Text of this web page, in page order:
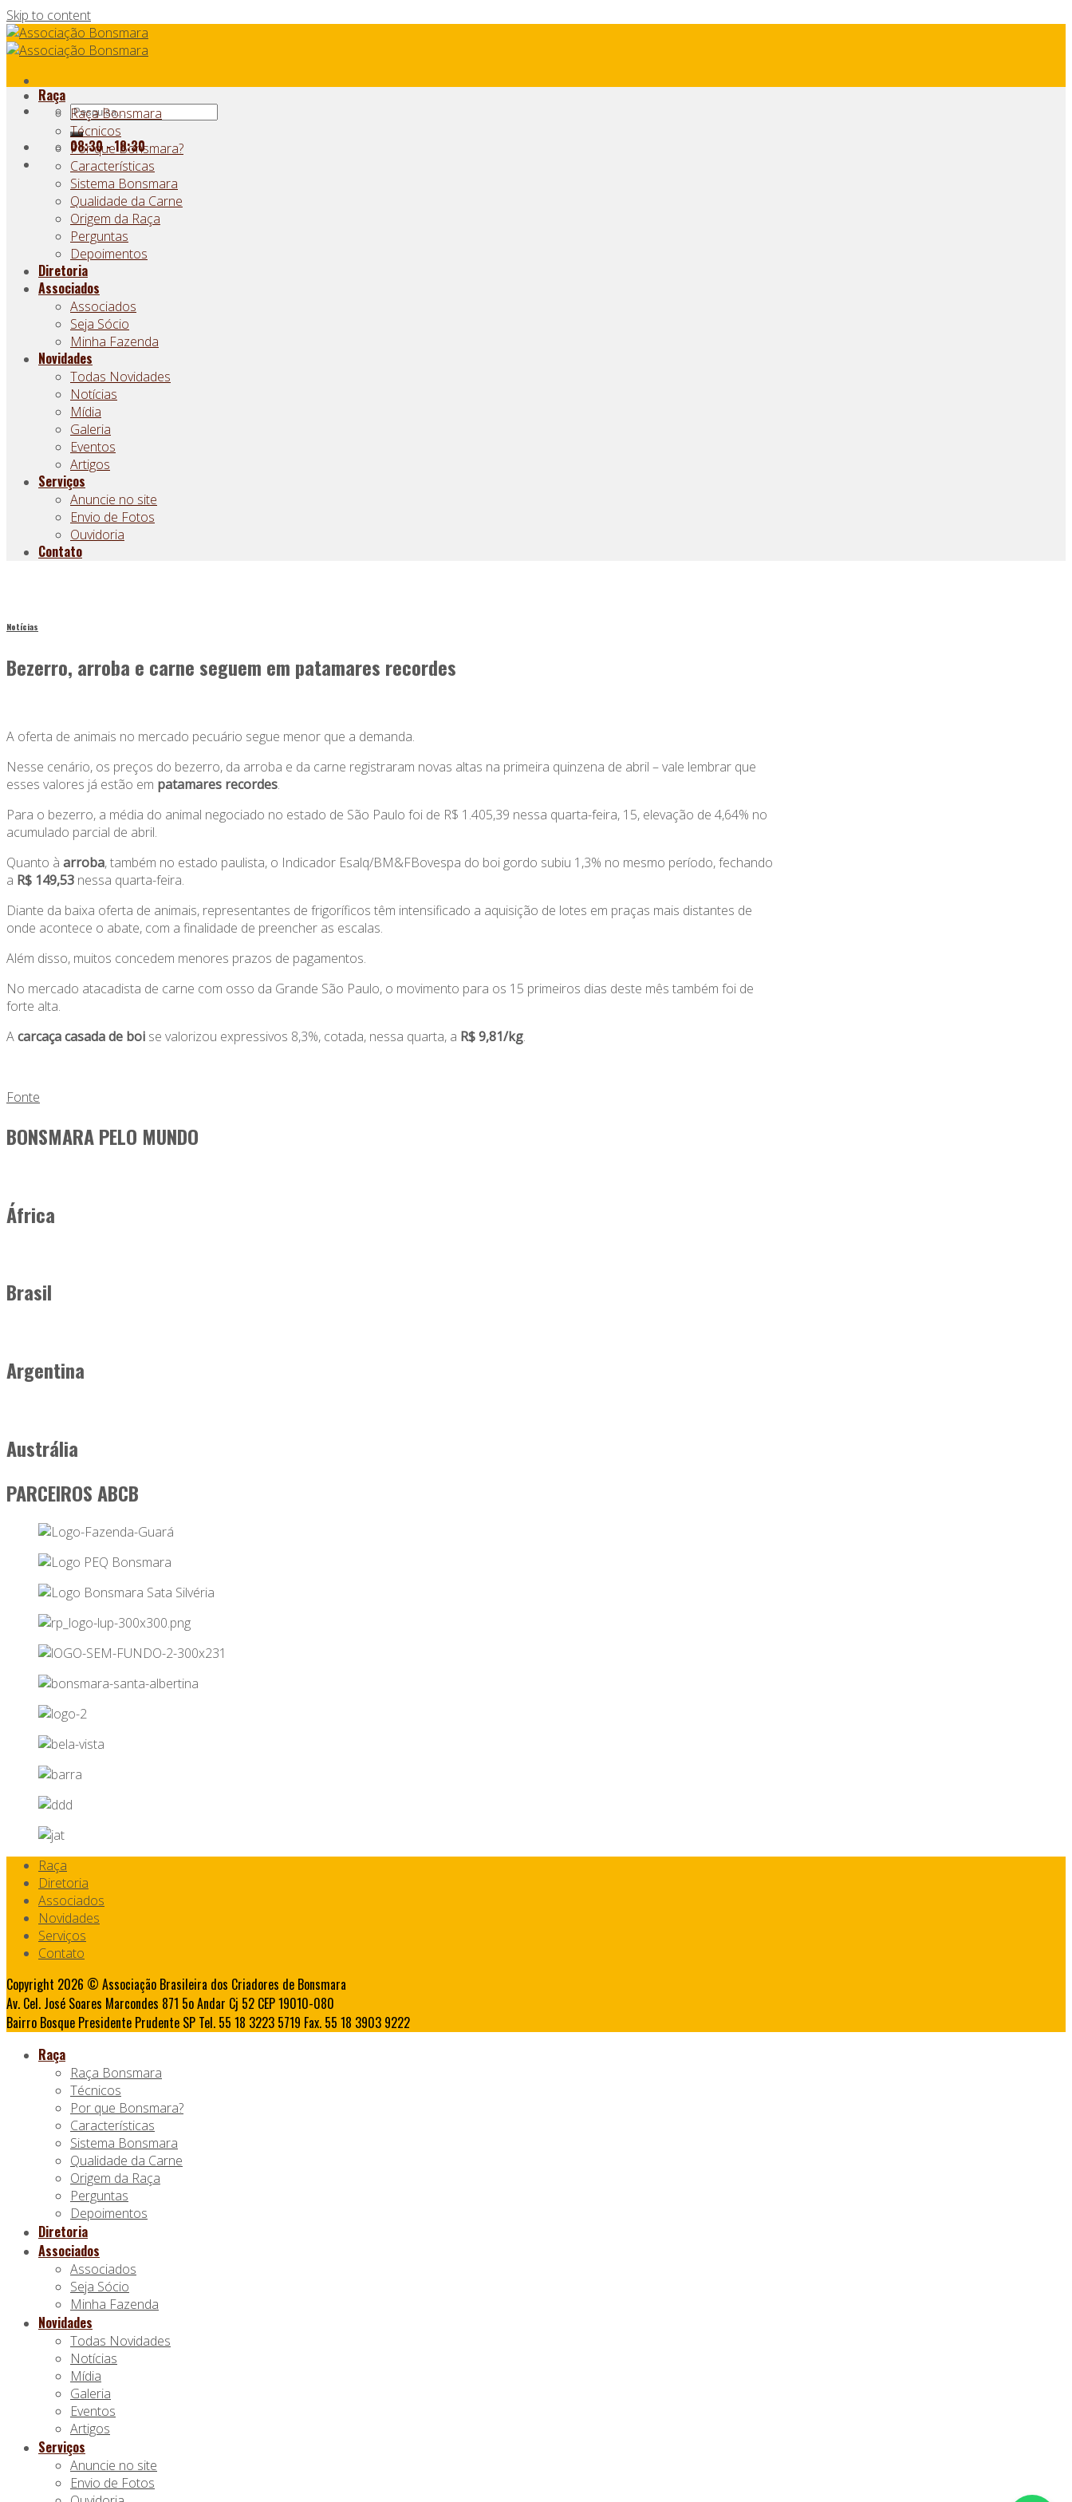
Skip to content
08:30 - 18:30
Raça
Raça Bonsmara
Técnicos
Por que Bonsmara?
Características
Sistema Bonsmara
Qualidade da Carne
Origem da Raça
Perguntas
Depoimentos
Diretoria
Associados
Associados
Seja Sócio
Minha Fazenda
Novidades
Todas Novidades
Notícias
Mídia
Galeria
Eventos
Artigos
Serviços
Anuncie no site
Envio de Fotos
Ouvidoria
Contato
Notícias
Bezerro, arroba e carne seguem em patamares recordes
A oferta de animais no mercado pecuário segue menor que a demanda.
Nesse cenário, os preços do bezerro, da arroba e da carne registraram novas altas na primeira quinzena de abril – vale lembrar que
esses valores já estão em patamares recordes.
Para o bezerro, a média do animal negociado no estado de São Paulo foi de R$ 1.405,39 nessa quarta-feira, 15, elevação de 4,64% no
acumulado parcial de abril.
Quanto à arroba, também no estado paulista, o Indicador Esalq/BM&FBovespa do boi gordo subiu 1,3% no mesmo período, fechando
a R$ 149,53 nessa quarta-feira.
Diante da baixa oferta de animais, representantes de frigoríficos têm intensificado a aquisição de lotes em praças mais distantes de
onde acontece o abate, com a finalidade de preencher as escalas.
Além disso, muitos concedem menores prazos de pagamentos.
No mercado atacadista de carne com osso da Grande São Paulo, o movimento para os 15 primeiros dias deste mês também foi de
forte alta.
Acarcaça casada de boi se valorizou expressivos 8,3%, cotada, nessa quarta, a R$ 9,81/kg.
Fonte
BONSMARA PELO MUNDO
África
Brasil
Argentina
Austrália
PARCEIROS ABCB
Raça
Diretoria
Associados
Novidades
Serviços
Contato
Copyright 2026 © Associação Brasileira dos Criadores de Bonsmara
Av. Cel. José Soares Marcondes 871 5o Andar Cj 52 CEP 19010-080
Bairro Bosque Presidente Prudente SP Tel. 55 18 3223 5719 Fax. 55 18 3903 9222
Raça
Raça Bonsmara
Técnicos
Por que Bonsmara?
Características
Sistema Bonsmara
Qualidade da Carne
Origem da Raça
Perguntas
Depoimentos
Diretoria
Associados
Associados
Seja Sócio
Minha Fazenda
Novidades
Todas Novidades
Notícias
Mídia
Galeria
Eventos
Artigos
Serviços
Anuncie no site
Envio de Fotos